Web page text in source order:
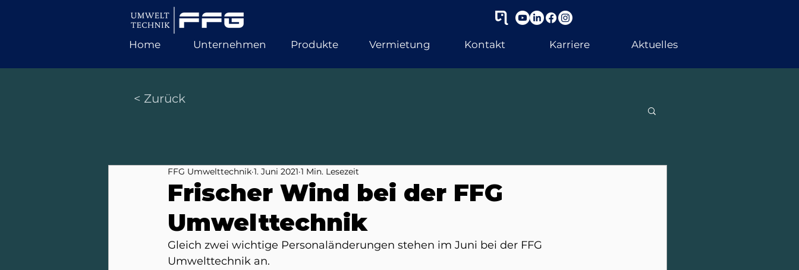
Home Unternehmen Produkte Vermietung Kontakt Karriere Aktuelles
Frischer Wind bei der FFG
Umwelttechnik
FFG Umwelttechnik 1. Juni 2021 1 Min. Lesezeit
Gleich zwei wichtige Personaländerungen stehen im Juni bei der FFG
Umwelttechnik an.
< Zurück